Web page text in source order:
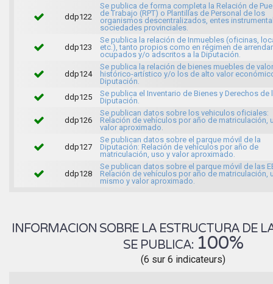
ddp122
Se publica de forma completa la Relación de
de Trabajo (RPT) o Plantillas de Personal de los
organismos descentralizados, entes
sociedades provinciales.
ddp123
Se publica la relación de Inmuebles (oficinas,
etc.), tanto propios como en régimen de
ocupados y/o adscritos a la Diputación.
ddp124
Se publica la relación de bienes muebles de valor
histórico-artístico y/o los de alto valor
Diputación.
ddp125
Se publica el Inventario de Bienes y Derechos de
Diputación.
ddp126
Se publican datos sobre los vehiculos oficiales:
Relación de vehículos por año de matriculación,
valor aproximado.
ddp127
Se publican datos sobre el parque móvil de la
Diputación: Relación de vehículos por año de
matriculación, uso y valor aproximado.
ddp128
Se publican datos sobre el parque móvil de las
Relación de vehículos por año de matriculación,
mismo y valor aproximado.
INFORMACION SOBRE LA ESTRUCTURA DE
SE PUBLICA: 100%
(6 sur 6 indicateurs)